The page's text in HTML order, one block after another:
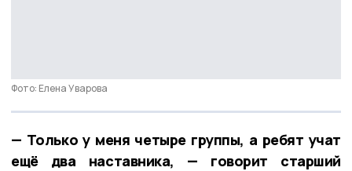
Фото: Елена Уварова
— Только у меня четыре группы, а ребят учат
ещё два наставника, — говорит старший